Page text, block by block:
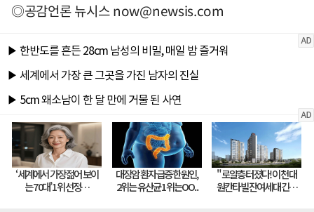
◎공감언론 뉴시스now@newsis.com